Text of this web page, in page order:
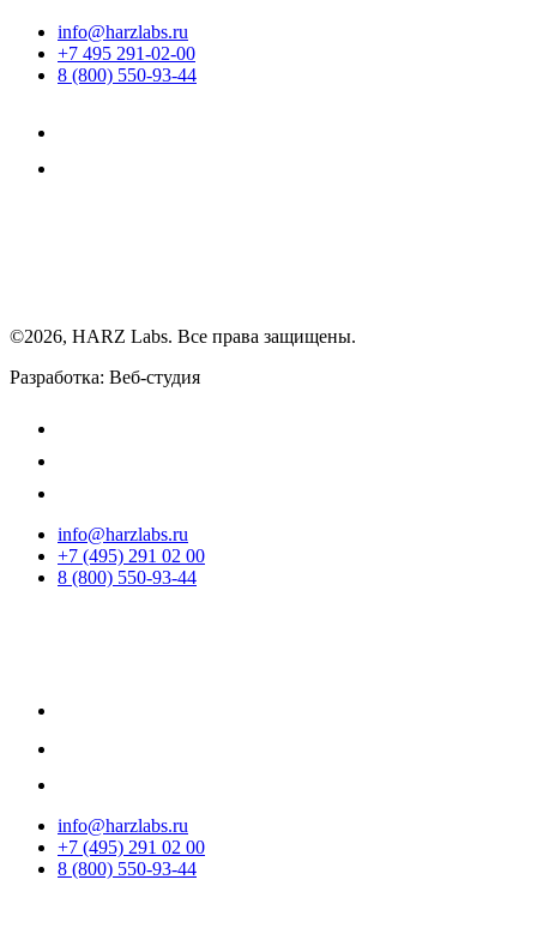
info@harzlabs.ru
+7 495 291-02-00
8 (800) 550-93-44
©2026, HARZ Labs. Все права защищены.
Разработка: Веб-студия
info@harzlabs.ru
+7 (495) 291 02 00
8 (800) 550-93-44
info@harzlabs.ru
+7 (495) 291 02 00
8 (800) 550-93-44